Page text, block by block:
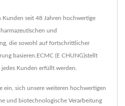
Kunden seit 48 Jahren hochwertige
und
die sowohl auf fortschrittlicher
basieren.ECMC (E CHUNG)stellt
Kunden erfüllt werden.
ein, sich unsere weiteren hochwertigen
und biotechnologische Verarbeitung